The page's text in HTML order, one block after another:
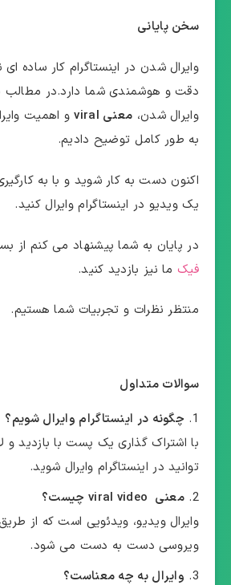
سخن پایانی
وایرال شدن در اینستاگرام کار ساده
دقت و هوشمندی شما دارد.در مطالب
وایرال شدن، معنی viral
و اهمیت
به طور کامل توضیح دادیم.
اکنون دست به کار شوید و با به
یک ویدیو در اینستاگرام وایرال کنید.
در پایان به شما پیشنهاد می کنم از
فیکما نیز بازدید کنید.
منتظر نظرات و تجربیات شما هستیم.
سوالات متداول
چگونه در اینستاگرام وایرال شویم؟
با اشتراک گذاری یک پست با بازدید و
توانید در اینستاگرام وایرال شوید.
معنی viral video چیست؟
وایرال ویدیو، ویدئویی است که از
ویروسی دست به دست می شود.
وایرال به چه معناست؟